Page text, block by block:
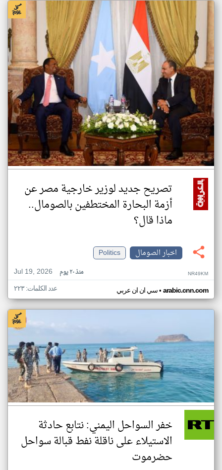
تصريح جديد لوزير خارجية مصر عن
أزمة البحارة المختطفين بالصومال..
ماذا قال؟
اخبار الصومال
Politics
Jul 19, 2026
منذ ٢٠ يوم NR49KM
سي ان ان عربي• arabic.cnn.com عدد الكلمات: ٢٢٣
خفر السواحل اليمني: نتابع حادثة
الاستيلاء على ناقلة نفط قبالة سواحل
حضرموت